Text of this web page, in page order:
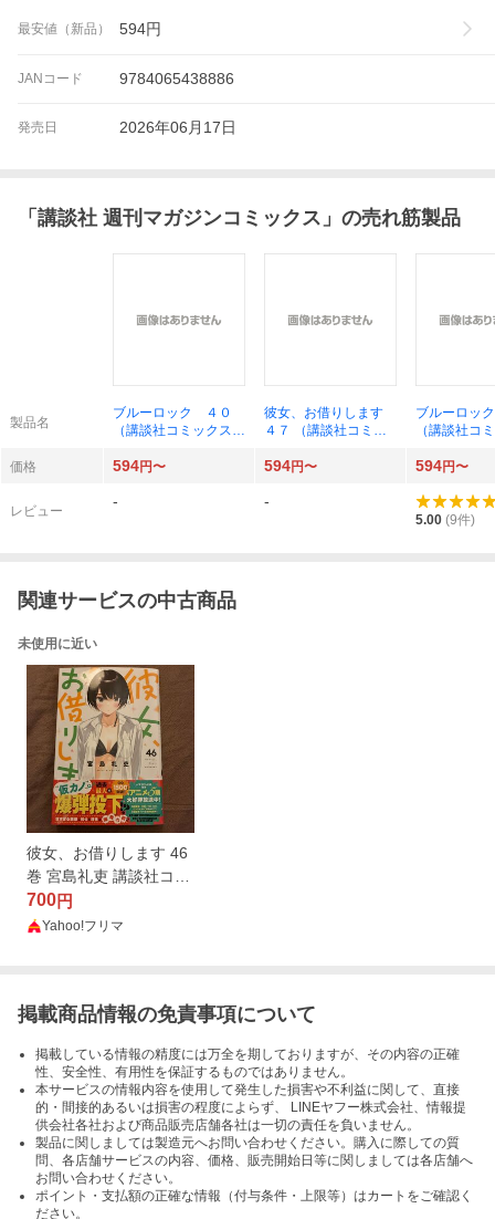
最安値（新品） 594円
JANコード 9784065438886
発売日 2026年06月17日
「 講談社 週刊マガジンコミックス 」の売れ筋製品
製品名
ブルーロック ４０
（講談社コミックス）
彼女、お借りします
４７ （講談社コミッ
ブルーロッ
（講談社
ＡＺＩＮＥ
作 ノ村優介
価格 594円〜 594円〜 594円〜
レビュー
- -
5.00 (9件)
関連サービスの中古商品
未使用に近い
彼女、お借りします 46
巻 宮島礼吏 講談社コミ
ックス
700円
Yahoo!フリマ
掲載商品情報の免責事項について
掲載している情報の精度には万全を期しておりますが、その内容の正確
性、安全性、有用性を保証するものではありません。
本サービスの情報内容を使用して発生した損害や不利益に関して、直接
的・間接的あるいは損害の程度によらず、 LINEヤフー株式会社、情報提
供会社各社および商品販売店舗各社は一切の責任を負いません。
製品に関しましては製造元へお問い合わせください。購入に際しての質
問、各店舗サービスの内容、価格、販売開始日等に関しましては各店舗へ
お問い合わせください。
ポイント・支払額の正確な情報（付与条件・上限等）はカートをご確認く
ださい。